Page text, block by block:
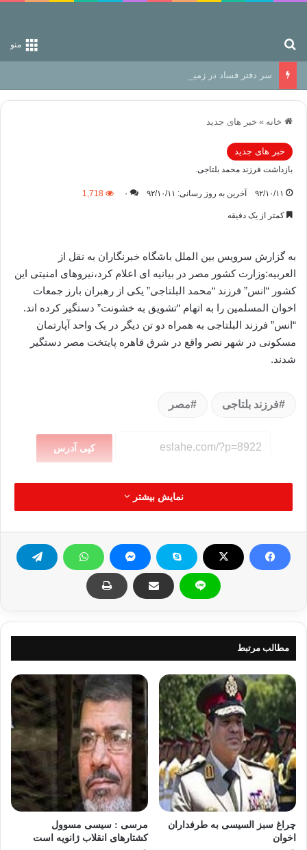
منو
سر دفتر فساد در زمین‌، دوری وکناره‌گیری از راه خداست‌!
خانه » خبر های جدید
خبر های جدید
بازداشت فرزند محمد بلتاجی.
۹۲/۱۰/۱۱ آخرین به روز رسانی: ۹۲/۱۰/۱۱ ۰ 1,718
کمتر از یک دقیقه
به گزارش سرويس بين‌ الملل باشگاه خبرنگاران به نقل از
العربیه:وزارت کشور مصر در بیانیه ای اعلام کرد،نیروهای امنیتی این
کشور “انس” فرزند “محمد البلتاجی” یکی از رهبران بارز جمعات
اخوان المسلمین را به اتهام “تشویق به خشونت” دستگیر کرده اند.
“انس” فرزند البلتاجی به همراه دو تن دیگر در یک واحد آپارتمان
مسکونی در شهر نصر واقع در شرق قاهره پایتخت مصر دستگیر
شدند.
فرزند بلتاجی مصر
کپی آدرس
نمایش بیشتر
مطالب مرتبط
چراغ سبز السیسی به طرفداران
اخوان
مرسی : سیسی مسوول
کشتارهای انقلاب ژانویه است